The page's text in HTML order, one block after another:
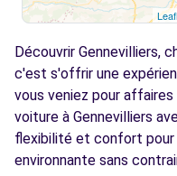
Free2move Rent -
10 AVENUE DU PARC
ARGENTEUIL, 95100
Voir l'agence
Découvrir Gennevilliers,
c'est s'offrir une
vous veniez pour
voiture à Gennevilliers
flexibilité et confort pour
environnante sans